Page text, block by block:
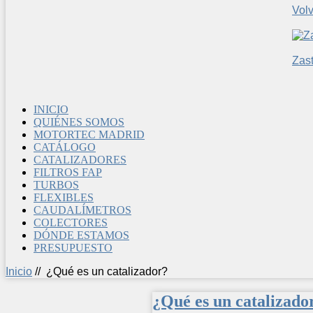
INICIO
QUIÉNES SOMOS
MOTORTEC MADRID
CATÁLOGO
CATALIZADORES
FILTROS FAP
TURBOS
FLEXIBLES
CAUDALÍMETROS
COLECTORES
DÓNDE ESTAMOS
PRESUPUESTO
Inicio // ¿Qué es un catalizador?
¿Qué es un